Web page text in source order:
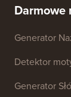
Darmowe
Generator
Detektor
Generator